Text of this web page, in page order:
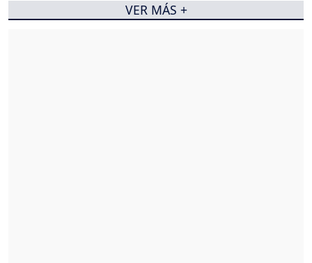
VER MÁS +